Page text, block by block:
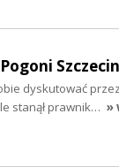
Szczecin
dyskutować
stanął prawnik… »